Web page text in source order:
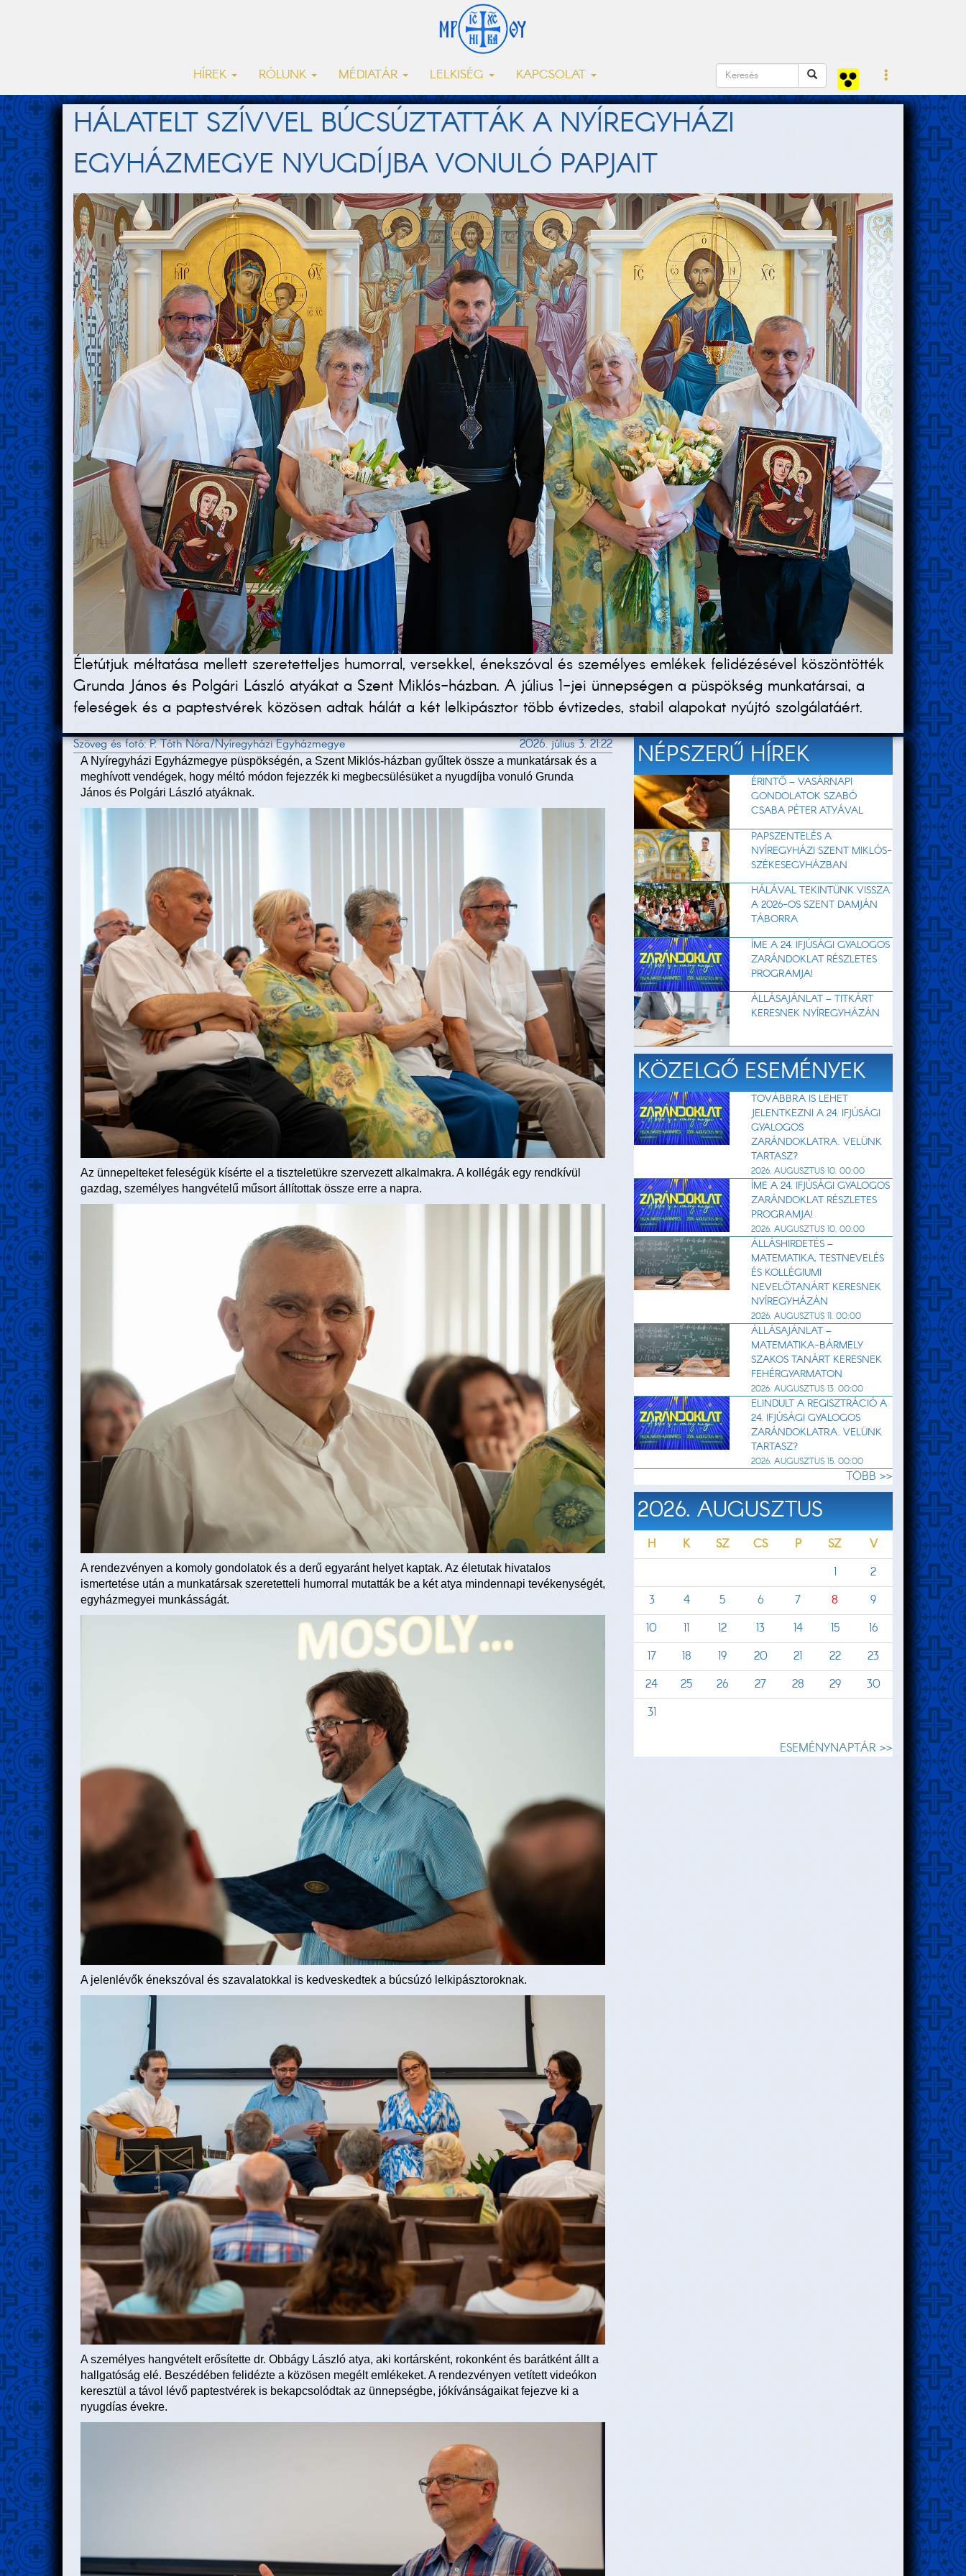
HÍREK RÓLUNK MÉDIATÁR LELKISÉG KAPCSOLAT
HÁLATELT SZÍVVEL BÚCSÚZTATTÁK A NYÍREGYHÁZI
EGYHÁZMEGYE NYUGDÍJBA VONULÓ PAPJAIT
Életútjuk méltatása mellett szeretetteljes humorral, versekkel, énekszóval és személyes emlékek felidézésével köszöntötték
Grunda János és Polgári László atyákat a Szent Miklós-házban. A július 1-jei ünnepségen a püspökség munkatársai, a
feleségek és a paptestvérek közösen adtak hálát a két lelkipásztor több évtizedes, stabil alapokat nyújtó szolgálatáért.
Szöveg és fotó: P. Tóth Nóra/Nyíregyházi Egyházmegye 2026. július 3. 21:22
A Nyíregyházi Egyházmegye püspökségén, a Szent Miklós-házban gyűltek össze a munkatársak és a
meghívott vendégek, hogy méltó módon fejezzék ki megbecsülésüket a nyugdíjba vonuló Grunda
János és Polgári László atyáknak.
Az ünnepelteket feleségük kísérte el a tiszteletükre szervezett alkalmakra. A kollégák egy rendkívül
gazdag, személyes hangvételű műsort állítottak össze erre a napra.
A rendezvényen a komoly gondolatok és a derű egyaránt helyet kaptak. Az életutak hivatalos
ismertetése után a munkatársak szeretetteli humorral mutatták be a két atya mindennapi tevékenységét,
egyházmegyei munkásságát.
A jelenlévők énekszóval és szavalatokkal is kedveskedtek a búcsúzó lelkipásztoroknak.
A személyes hangvételt erősítette dr. Obbágy László atya, aki kortársként, rokonként és barátként állt a
hallgatóság elé. Beszédében felidézte a közösen megélt emlékeket. A rendezvényen vetített videókon
keresztül a távol lévő paptestvérek is bekapcsolódtak az ünnepségbe, jókívánságaikat fejezve ki a
nyugdías évekre.
NÉPSZERŰ HÍREK
ÉRINTŐ – VASÁRNAPI
GONDOLATOK SZABÓ
CSABA PÉTER ATYÁVAL
PAPSZENTELÉS A
NYÍREGYHÁZI SZENT MIKLÓS-
SZÉKESEGYHÁZBAN
HÁLÁVAL TEKINTÜNK VISSZA
A 2026-OS SZENT DAMJÁN
TÁBORRA
ÍME A 24. IFJÚSÁGI GYALOGOS
ZARÁNDOKLAT RÉSZLETES
PROGRAMJA!
ÁLLÁSAJÁNLAT – TITKÁRT
KERESNEK NYÍREGYHÁZÁN
KÖZELGŐ ESEMÉNYEK
TOVÁBBRA IS LEHET
JELENTKEZNI A 24. IFJÚSÁGI
GYALOGOS
ZARÁNDOKLATRA. VELÜNK
TARTASZ?
2026. AUGUSZTUS 10. 00:00
ÍME A 24. IFJÚSÁGI GYALOGOS
ZARÁNDOKLAT RÉSZLETES
PROGRAMJA!
2026. AUGUSZTUS 10. 00:00
ÁLLÁSHIRDETÉS –
MATEMATIKA, TESTNEVELÉS
ÉS KOLLÉGIUMI
NEVELŐTANÁRT KERESNEK
NYÍREGYHÁZÁN
2026. AUGUSZTUS 11. 00:00
ÁLLÁSAJÁNLAT –
MATEMATIKA-BÁRMELY
SZAKOS TANÁRT KERESNEK
FEHÉRGYARMATON
2026. AUGUSZTUS 13. 00:00
ELINDULT A REGISZTRÁCIÓ A
24. IFJÚSÁGI GYALOGOS
ZARÁNDOKLATRA. VELÜNK
TARTASZ?
2026. AUGUSZTUS 15. 00:00
TÖBB >>
2026. AUGUSZTUS
H K SZ CS P SZ
V
1
2
3
4 5 6 7 8
9
10
11 12 13 14 15
16
17
18 19 20 21 22
23
24
25 26 27 28 29
30
31
ESEMÉNYNAPTÁR >>